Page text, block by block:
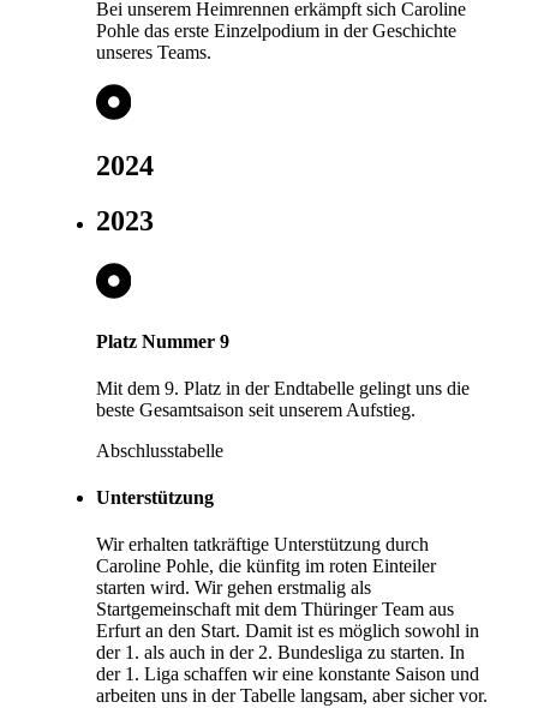
Bei unserem Heimrennen erkämpft sich Caroline
Pohle das erste Einzelpodium in der Geschichte
unseres Teams.
2024
2023
Platz Nummer 9
Mit dem 9. Platz in der Endtabelle gelingt uns die
beste Gesamtsaison seit unserem Aufstieg.
Abschlusstabelle
Unterstützung
Wir erhalten tatkräftige Unterstützung durch
Caroline Pohle, die künfitg im roten Einteiler
starten wird. Wir gehen erstmalig als
Startgemeinschaft mit dem Thüringer Team aus
Erfurt an den Start. Damit ist es möglich sowohl in
der 1. als auch in der 2. Bundesliga zu starten. In
der 1. Liga schaffen wir eine konstante Saison und
arbeiten uns in der Tabelle langsam, aber sicher vor.